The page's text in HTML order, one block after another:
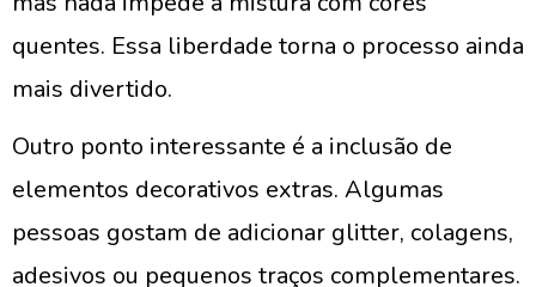
quentes. Essa liberdade torna o processo ainda
mais divertido.
Outro ponto interessante é a inclusão de
elementos decorativos extras. Algumas
pessoas gostam de adicionar glitter, colagens,
adesivos ou pequenos traços complementares.